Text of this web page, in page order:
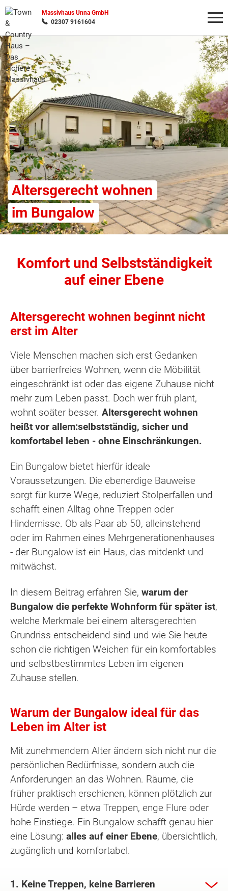
Massivhaus Unna GmbH
02307 9161604
Altersgerecht wohnen
im Bungalow
Komfort und Selbstständigkeit
auf einer Ebene
Altersgerecht wohnen beginnt nicht
erst im Alter
Viele Menschen machen sich erst Gedanken
über barrierfreies Wohnen, wenn die Möbilität
eingeschränkt ist oder das eigene Zuhause nicht
mehr zum Leben passt. Doch wer früh plant,
wohnt soäter besser. Altersgerecht wohnen
heißt vor allem:selbstständig, sicher und
komfortabel leben - ohne Einschränkungen.
Ein Bungalow bietet hierfür ideale
Voraussetzungen. Die ebenerdige Bauweise
sorgt für kurze Wege, reduziert Stolperfallen und
schafft einen Alltag ohne Treppen oder
Hindernisse. Ob als Paar ab 50, alleinstehend
oder im Rahmen eines Mehrgenerationenhauses
- der Bungalow ist ein Haus, das mitdenkt und
mitwächst.
In diesem Beitrag erfahren Sie, warum der
Bungalow die perfekte Wohnform für später ist,
welche Merkmale bei einem altersgerechten
Grundriss entscheidend sind und wie Sie heute
schon die richtigen Weichen für ein komfortables
und selbstbestimmtes Leben im eigenen
Zuhause stellen.
Warum der Bungalow ideal für das
Leben im Alter ist
Mit zunehmendem Alter ändern sich nicht nur die
persönlichen Bedürfnisse, sondern auch die
Anforderungen an das Wohnen. Räume, die
früher praktisch erschienen, können plötzlich zur
Hürde werden – etwa Treppen, enge Flure oder
hohe Einstiege. Ein Bungalow schafft genau hier
eine Lösung: alles auf einer Ebene, übersichtlich,
zugänglich und komfortabel.
1. Keine Treppen, keine Barrieren
Wonach möchten Sie suchen?